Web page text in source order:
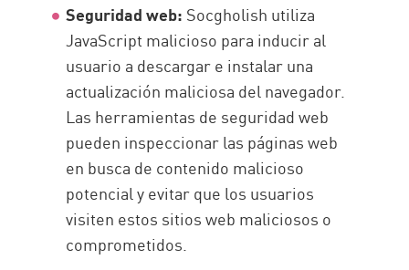
Seguridad web: Socgholish utiliza
JavaScript malicioso para inducir al
usuario a descargar e instalar una
actualización maliciosa del navegador.
Las herramientas de seguridad web
pueden inspeccionar las páginas web
en busca de contenido malicioso
potencial y evitar que los usuarios
visiten estos sitios web maliciosos o
comprometidos.